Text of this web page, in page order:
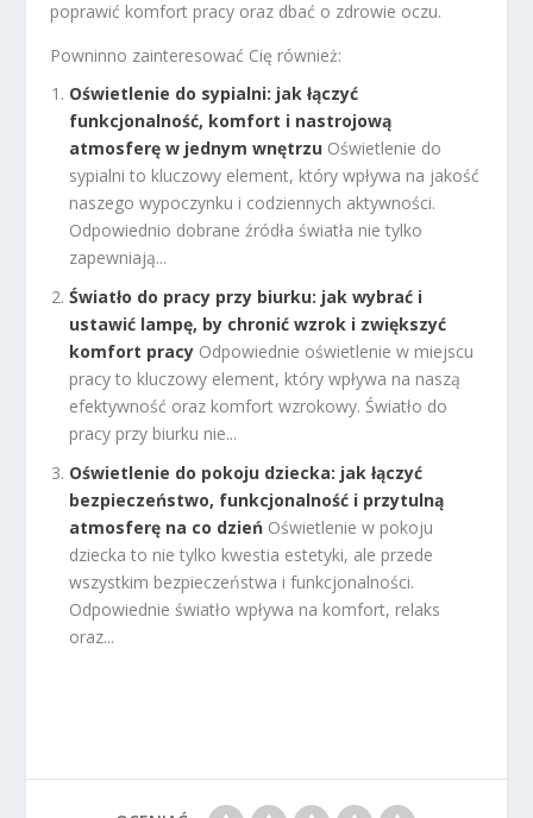
poprawić komfort pracy oraz dbać o zdrowie oczu.
Powninno zainteresować Cię również:
Oświetlenie do sypialni: jak łączyć
funkcjonalność, komfort i nastrojową
atmosferę w jednym wnętrzu Oświetlenie do
sypialni to kluczowy element, który wpływa na jakość
naszego wypoczynku i codziennych aktywności.
Odpowiednio dobrane źródła światła nie tylko
zapewniają...
Światło do pracy przy biurku: jak wybrać i
ustawić lampę, by chronić wzrok i zwiększyć
komfort pracy Odpowiednie oświetlenie w miejscu
pracy to kluczowy element, który wpływa na naszą
efektywność oraz komfort wzrokowy. Światło do
pracy przy biurku nie...
Oświetlenie do pokoju dziecka: jak łączyć
bezpieczeństwo, funkcjonalność i przytulną
atmosferę na co dzień Oświetlenie w pokoju
dziecka to nie tylko kwestia estetyki, ale przede
wszystkim bezpieczeństwa i funkcjonalności.
Odpowiednie światło wpływa na komfort, relaks
oraz...